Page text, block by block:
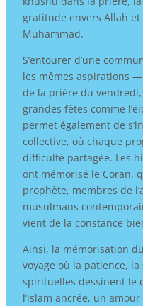
gratitude envers Allah et
Muhammad.
S’entourer d’une
les mêmes aspirations —
de la prière du
grandes fêtes comme
permet également de
collective, où chaque
difficulté partagée. Les
ont mémorisé le Coran,
prophète, membres de
musulmans
vient de la constance
Ainsi, la mémorisation
voyage où la patience,
spirituelles dessinent le
l’islam ancrée, un